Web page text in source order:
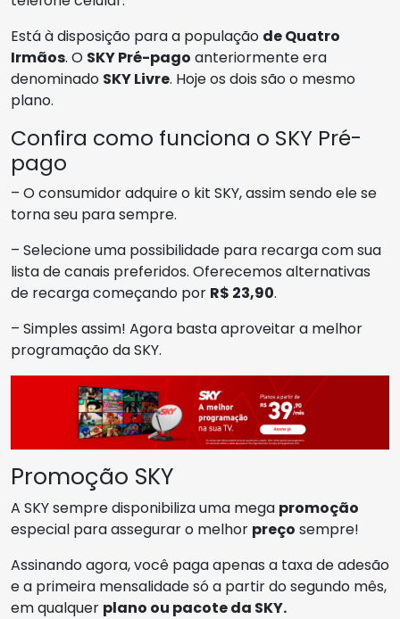
Está à disposição para a população de Quatro
Irmãos. O SKY Pré-pago anteriormente era
denominado SKY Livre. Hoje os dois são o mesmo
plano.
Confira como funciona o SKY Pré-
pago
– O consumidor adquire o kit SKY, assim sendo ele se
torna seu para sempre.
– Selecione uma possibilidade para recarga com sua
lista de canais preferidos. Oferecemos alternativas
de recarga começando por R$ 23,90.
– Simples assim! Agora basta aproveitar a melhor
programação da SKY.
Promoção SKY
A SKY sempre disponibiliza uma mega promoção
especial para assegurar o melhor preço sempre!
Assinando agora, você paga apenas a taxa de adesão
e a primeira mensalidade só a partir do segundo mês,
em qualquer plano ou pacote da SKY.